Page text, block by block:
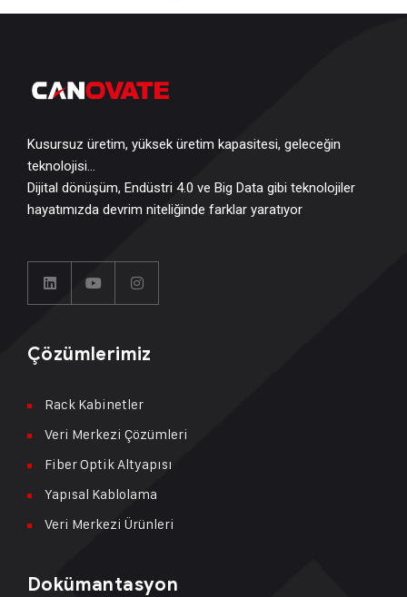
Kusursuz üretim, yüksek üretim kapasitesi, geleceğin
teknolojisi…
Dijital dönüşüm, Endüstri 4.0 ve Big Data gibi teknolojiler
hayatımızda devrim niteliğinde farklar yaratıyor
Çözümlerimiz
Rack Kabinetler
Veri Merkezi Çözümleri
Fiber Optik Altyapısı
Yapısal Kablolama
Veri Merkezi Ürünleri
Dokümantasyon